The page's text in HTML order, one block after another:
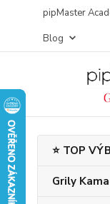
pipMaster
Blog
⭐ TOP
Grily